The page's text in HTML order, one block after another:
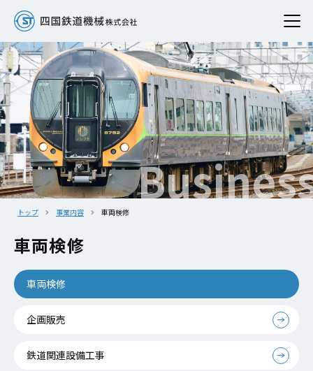
トップ 事業内容 車両検修
車両検修
車両検修
企画販売
鉄道関連設備工事